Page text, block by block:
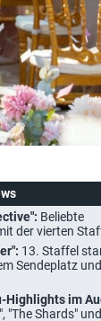
Beliebte
der vierten
13. Staffel
Sendeplatz und
Highlights im
"The Shards"